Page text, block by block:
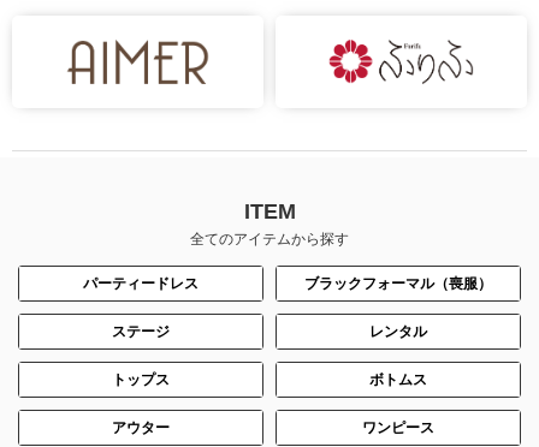
身長：171cm 身長：164cm
ITEM
全てのアイテムから探す
パーティードレス ブラックフォーマル（喪服）
ステージ レンタル
トップス ボトムス
アウター ワンピース